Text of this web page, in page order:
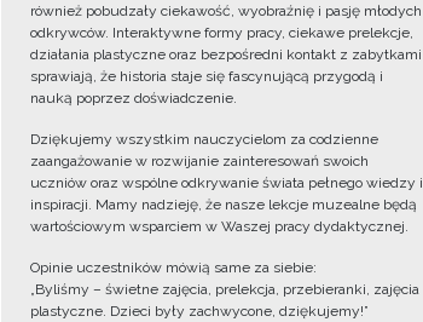
również pobudzały ciekawość, wyobraźnię i pasję młodych
odkrywców. Interaktywne formy pracy, ciekawe prelekcje,
działania plastyczne oraz bezpośredni kontakt z zabytkami
sprawiają, że historia staje się fascynującą przygodą i
nauką poprzez doświadczenie.
Dziękujemy wszystkim nauczycielom za codzienne
zaangażowanie w rozwijanie zainteresowań swoich
uczniów oraz wspólne odkrywanie świata pełnego wiedzy i
inspiracji. Mamy nadzieję, że nasze lekcje muzealne będą
wartościowym wsparciem w Waszej pracy dydaktycznej.
Opinie uczestników mówią same za siebie:
„Byliśmy – świetne zajęcia, prelekcja, przebieranki, zajęcia
plastyczne. Dzieci były zachwycone, dziękujemy!”